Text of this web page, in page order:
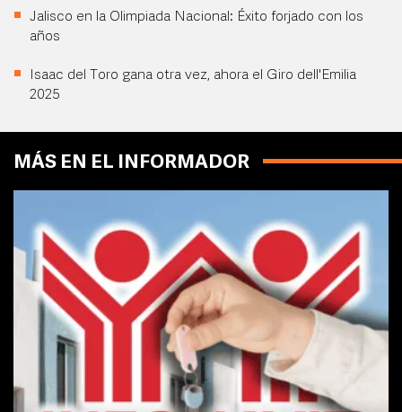
Jalisco en la Olimpiada Nacional: Éxito forjado con los
años
Isaac del Toro gana otra vez, ahora el Giro dell'Emilia
2025
MÁS EN EL INFORMADOR